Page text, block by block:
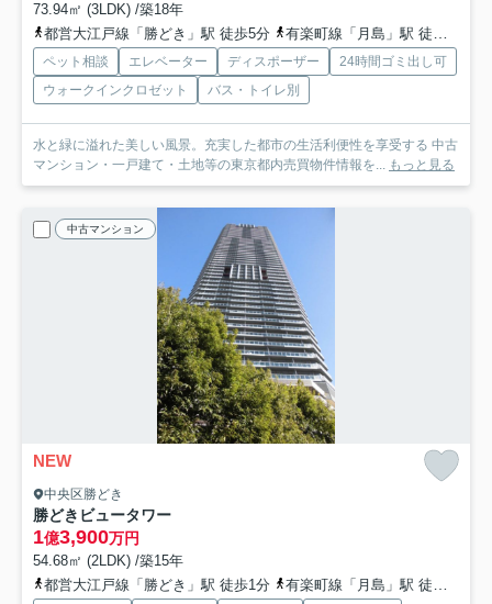
73.94㎡ (3LDK) /築18年
都営大江戸線「勝どき」駅 徒歩5分
有楽町線「月島」駅 徒歩19分
ペット相談 エレベーター ディスポーザー
24時間ゴミ出し可
ウォークインクロゼット
バス・トイレ別
水と緑に溢れた美しい風景。充実した都市の生活利便性を享受する 中古
マンション・一戸建て・土地等の東京都内売買物件情報を... もっと見る
中古マンション
NEW
中央区勝どき
勝どきビュータワー
1億3,900万円
54.68㎡ (2LDK) /築15年
都営大江戸線「勝どき」駅 徒歩1分
有楽町線「月島」駅 徒歩12分